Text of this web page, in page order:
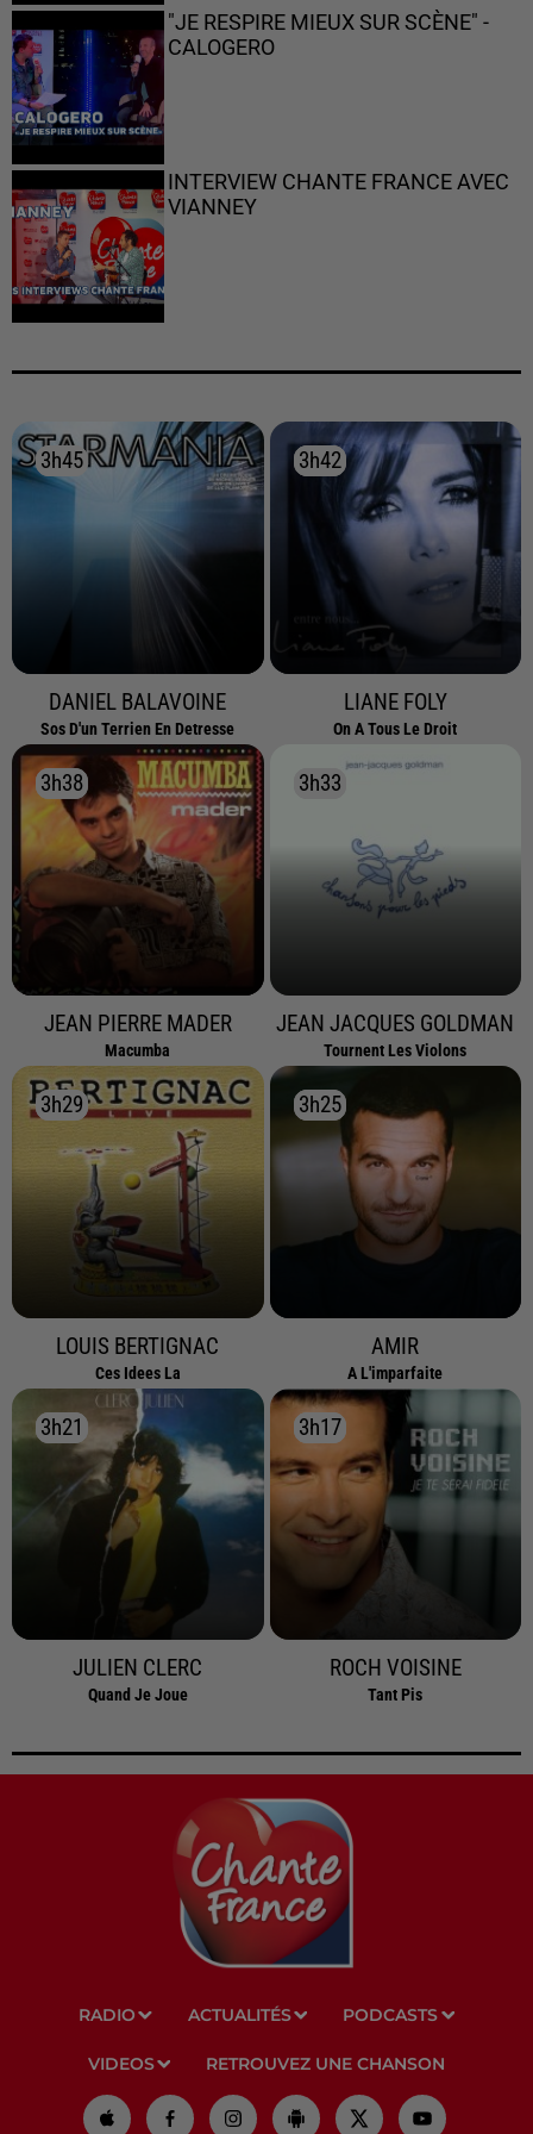
"JE RESPIRE MIEUX SUR SCÈNE" -
CALOGERO
INTERVIEW CHANTE FRANCE AVEC
VIANNEY
3h45
3h45
DANIEL BALAVOINE
Sos D'un Terrien En Detresse
3h42
3h42
LIANE FOLY
On A Tous Le Droit
3h38
3h38
JEAN PIERRE MADER
Macumba
3h33
3h33
JEAN JACQUES GOLDMAN
Tournent Les Violons
3h29
3h29
LOUIS BERTIGNAC
Ces Idees La
3h25
3h25
AMIR
A L'imparfaite
3h21
3h21
JULIEN CLERC
Quand Je Joue
3h17
3h17
ROCH VOISINE
Tant Pis
RADIO ACTUALITÉS PODCASTS
VIDEOS RETROUVEZ UNE CHANSON